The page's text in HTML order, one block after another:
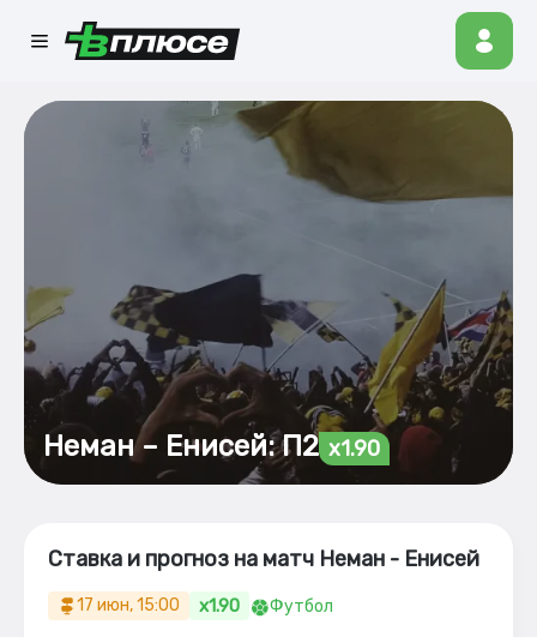
Неман – Енисей: П2 x1.90
Ставка и прогноз на матч Неман - Енисей
17 июн, 15:00 x1.90 Футбол